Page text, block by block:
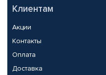
Клиентам
Акции
Контакты
Оплата
Доставка